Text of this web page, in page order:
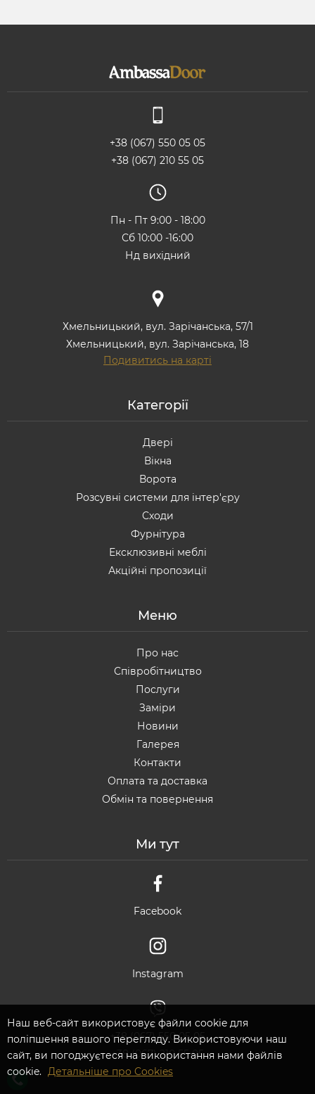
+38 (067) 550 05 05
+38 (067) 210 55 05
Пн - Пт 9:00 - 18:00
Сб 10:00 -16:00
Нд вихідний
Хмельницький, вул. Зарічанська, 57/1
Хмельницький, вул. Зарічанська, 18
Подивитись на карті
Категорії
Двері
Вікна
Ворота
Розсувні системи для інтер'єру
Сходи
Фурнітура
Ексклюзивні меблі
Акційні пропозиції
Меню
Про нас
Співробітництво
Послуги
Заміри
Новини
Галерея
Контакти
Оплата та доставка
Обмін та повернення
Ми тут
Facebook
Instagram
+38 (067) 550 05 05
+38 (067) 210 55 05
Наш веб-сайт використовує файли cookie для
поліпшення вашого перегляду. Використовуючи наш
сайт, ви погоджуєтеся на використання нами файлів
cookie. Детальніше про Cookies